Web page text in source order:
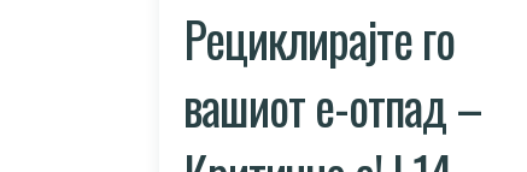
Рециклирајте го
вашиот е-отпад –